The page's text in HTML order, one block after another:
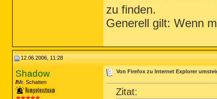
zu finden.
Generell gilt: Wenn
12.06.2006, 11:28
Shadow
Mr. Schatten
Von Firefox zu Internet Explorer
Zitat: